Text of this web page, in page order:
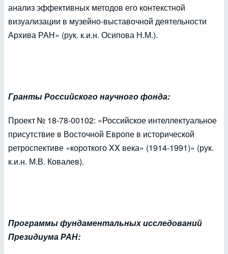
анализ эффективных методов его контекстной
визуализации в музейно-выставочной деятельности
Архива РАН» (рук. к.и.н. Осипова Н.М.).
Гранты Российского научного фонда:
Проект № 18-78-00102: «Российское интеллектуальное
присутствие в Восточной Европе в исторической
ретроспективе «короткого XX века» (1914-1991)» (рук.
к.и.н. М.В. Ковалев).
Программы фундаментальных исследований
Президиума РАН: